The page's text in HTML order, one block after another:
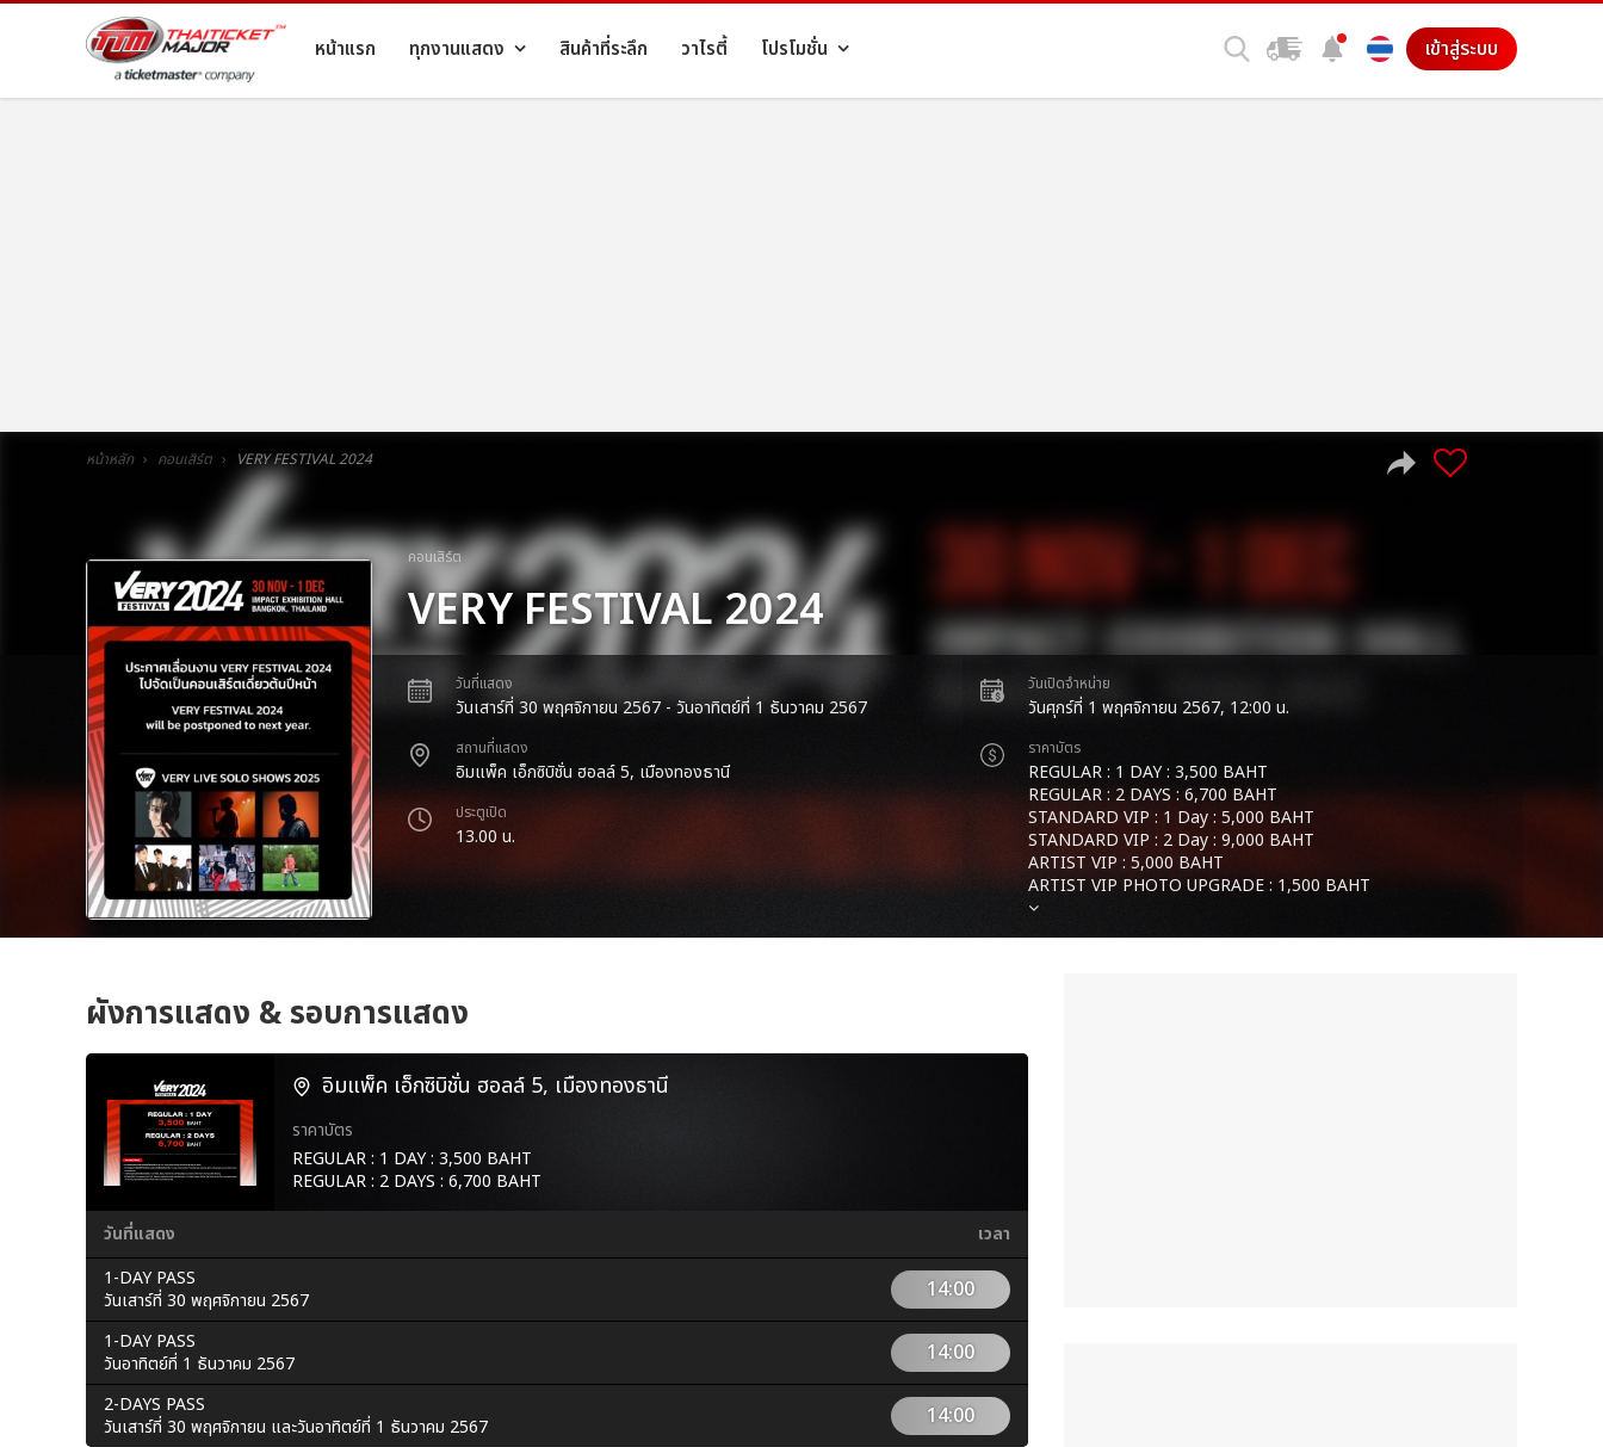
หน้าแรก ทุกงานแสดง สินค้าที่ระลึก วาไรตี้ โปรโมชั่น เข้าสู่ระบบ
หน้าหลัก คอนเสิร์ต VERY FESTIVAL 2024
คอนเสิร์ต
VERY FESTIVAL 2024
วันที่แสดง
วันเสาร์ที่ 30 พฤศจิกายน 2567 - วันอาทิตย์ที่ 1 ธันวาคม 2567
สถานที่แสดง
อิมแพ็ค เอ็กซิบิชั่น ฮอลล์ 5, เมืองทองธานี
ประตูเปิด
13.00 น.
วันเปิดจำหน่าย
วันศุกร์ที่ 1 พฤศจิกายน 2567, 12:00 น.
ราคาบัตร
REGULAR : 1 DAY : 3,500 BAHT
REGULAR : 2 DAYS : 6,700 BAHT
STANDARD VIP : 1 Day : 5,000 BAHT
STANDARD VIP : 2 Day : 9,000 BAHT
ARTIST VIP : 5,000 BAHT
ARTIST VIP PHOTO UPGRADE : 1,500 BAHT
ผังการแสดง & รอบการแสดง
อิมแพ็ค เอ็กซิบิชั่น ฮอลล์ 5, เมืองทองธานี
ราคาบัตร
REGULAR : 1 DAY : 3,500 BAHT
REGULAR : 2 DAYS : 6,700 BAHT
วันที่แสดง
เวลา
1-DAY PASS
วันเสาร์ที่ 30 พฤศจิกายน 2567
14:00
1-DAY PASS
วันอาทิตย์ที่ 1 ธันวาคม 2567
14:00
2-DAYS PASS
วันเสาร์ที่ 30 พฤศจิกายน และวันอาทิตย์ที่ 1 ธันวาคม 2567
14:00